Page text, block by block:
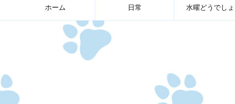
ホーム 日常 水曜どうでしょ